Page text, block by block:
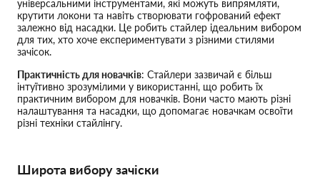
універсальними інструментами, які можуть випрямляти,
крутити локони та навіть створювати гофрований ефект
залежно від насадки. Це робить стайлер ідеальним вибором
для тих, хто хоче експериментувати з різними стилями
зачісок.
Практичність для новачків: Стайлери зазвичай є більш
інтуїтивно зрозумілими у використанні, що робить їх
практичним вибором для новачків. Вони часто мають різні
налаштування та насадки, що допомагає новачкам освоїти
різні техніки стайлінгу.
Широта вибору зачіски